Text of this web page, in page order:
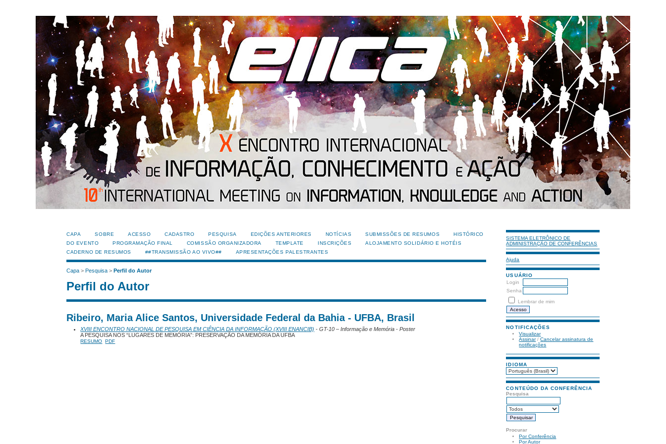
SISTEMA ELETRÔNICO DE
ADMINISTRAÇÃO DE CONFERÊNCIAS
Ajuda
USUÁRIO
Login
Senha
Lembrar de mim
NOTIFICAÇÕES
Visualizar
Assinar/Cancelar assinatura de
notificações
IDIOMA
CONTEÚDO DA CONFERÊNCIA
Pesquisa
Procurar
Por Conferência
Por Autor
CAPA SOBRE ACESSO CADASTRO PESQUISA EDIÇÕES ANTERIORES NOTÍCIAS SUBMISSÕES DE RESUMOS
HISTÓRICO
DO EVENTO
PROGRAMAÇÃO FINAL COMISSÃO ORGANIZADORA TEMPLATE INSCRIÇÕES
ALOJAMENTO SOLIDÁRIO E HOTÉIS
CADERNO DE RESUMOS
##TRANSMISSÃO AO VIVO## APRESENTAÇÕES PALESTRANTES
Capa >Pesquisa >Perfil do Autor
Perfil do Autor
Ribeiro, Maria Alice Santos, Universidade Federal da Bahia - UFBA, Brasil
XVIII ENCONTRO NACIONAL DE PESQUISA EM CIÊNCIA DA INFORMAÇÃO (XVIII ENANCIB) - GT-10 – Informação e Memória - Poster
A PESQUISA NOS “LUGARES DE MEMÓRIA”: PRESERVAÇÃO DA MEMÓRIA DA UFBA
RESUMO PDF